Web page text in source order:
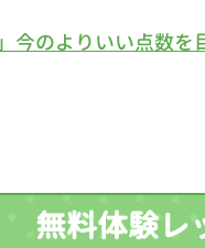
今のよりいい点数
無料体験レ